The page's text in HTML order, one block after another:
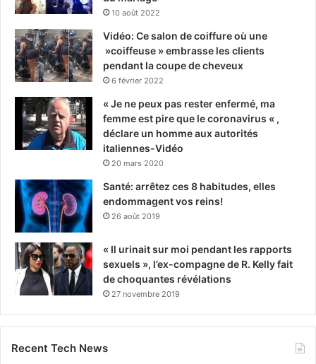
10 août 2022
Vidéo: Ce salon de coiffure où une
»coiffeuse » embrasse les clients
pendant la coupe de cheveux
6 février 2022
« Je ne peux pas rester enfermé, ma
femme est pire que le coronavirus « ,
déclare un homme aux autorités
italiennes-Vidéo
20 mars 2020
Santé: arrêtez ces 8 habitudes, elles
endommagent vos reins!
26 août 2019
« Il urinait sur moi pendant les rapports
sexuels », l’ex-compagne de R. Kelly fait
de choquantes révélations
27 novembre 2019
Recent Tech News